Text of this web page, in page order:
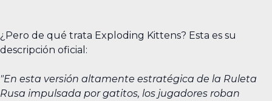
¿Pero de qué trata Exploding Kittens? Esta es su
descripción oficial:
"En esta versión altamente estratégica de la Ruleta
Rusa impulsada por gatitos, los jugadores roban